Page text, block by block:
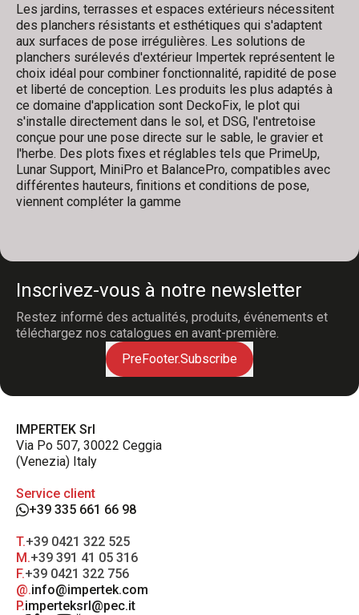
Les jardins, terrasses et espaces extérieurs nécessitent
des planchers résistants et esthétiques qui s'adaptent
aux surfaces de pose irrégulières. Les solutions de
planchers surélevés d'extérieur Impertek représentent le
choix idéal pour combiner fonctionnalité, rapidité de pose
et liberté de conception. Les produits les plus adaptés à
ce domaine d'application sont DeckoFix, le plot qui
s'installe directement dans le sol, et DSG, l'entretoise
conçue pour une pose directe sur le sable, le gravier et
l'herbe. Des plots fixes et réglables tels que PrimeUp,
Lunar Support, MiniPro et BalancePro, compatibles avec
différentes hauteurs, finitions et conditions de pose,
viennent compléter la gamme
Inscrivez-vous à notre newsletter
Restez informé des actualités, produits, événements et
téléchargez nos catalogues en avant-première.
PreFooter.Subscribe
IMPERTEK Srl
Via Po 507, 30022 Ceggia
(Venezia) Italy
Service client
+39 335 661 66 98
T.+39 0421 322 525
M.+39 391 41 05 316
F.+39 0421 322 756
@.info@impertek.com
P.imperteksrl@pec.it